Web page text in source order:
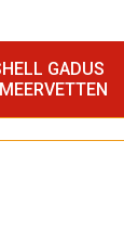
GADUS